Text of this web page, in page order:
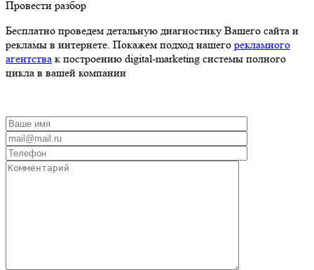
Провести разбор
Бесплатно проведем детальную диагностику Вашего сайта и
рекламы в интернете. Покажем подход нашего рекламного
агентства к построению digital-marketing системы полного
цикла в вашей компании